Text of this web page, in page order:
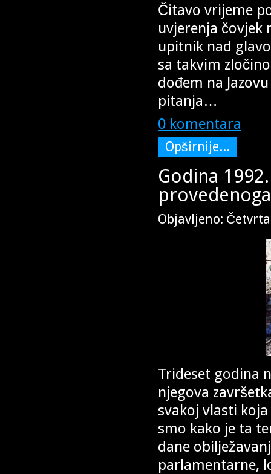
Čitavo vrijeme
uvjerenja čovjek
upitnik nad
sa takvim
dođem na
pitanja…
0 komentara
Opširnije...
Godina
Objavljeno:
Trideset godina
njegova
svakoj vlasti
smo kako je ta
dane
parlamentarne,